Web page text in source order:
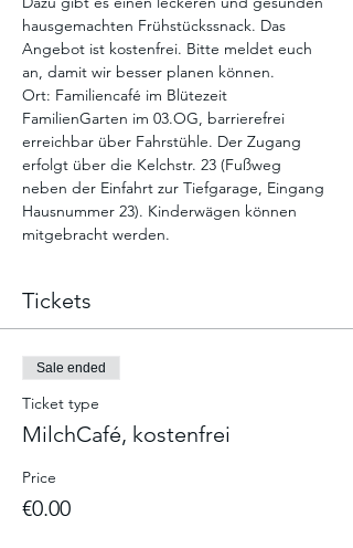
hausgemachten Frühstückssnack. Das
Angebot ist kostenfrei. Bitte meldet euch
an, damit wir besser planen können.
Ort: Familiencafé im Blütezeit
FamilienGarten im 03.OG, barrierefrei
erreichbar über Fahrstühle. Der Zugang
erfolgt über die Kelchstr. 23 (Fußweg
neben der Einfahrt zur Tiefgarage, Eingang
Hausnummer 23). Kinderwägen können
mitgebracht werden.
Tickets
Sale ended
Ticket type
MilchCafé, kostenfrei
Price
€0.00